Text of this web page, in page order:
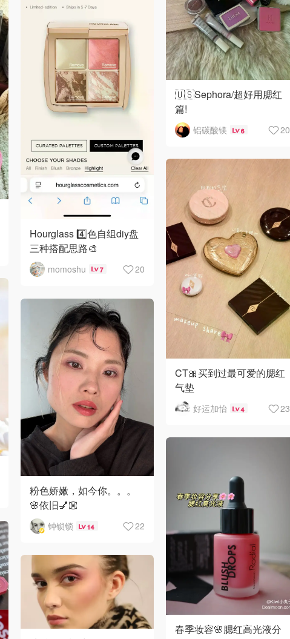
🇺🇸Sephora/超好用腮红
篇!
铝碳酸镁 6 20
Hourglass 4️⃣色自组diy盘
三种搭配思路🎨
momoshu 7 20
CT🎀买到过最可爱的腮红
气垫
好运加怡 4 23
粉色娇嫩，如今你。。。
🌸依旧💅🏼
钟锁锁 14 22
春季妆容🌸腮红高光液分